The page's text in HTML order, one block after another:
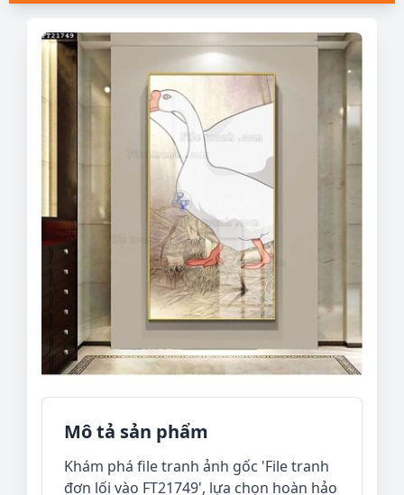
Mô tả sản phẩm
Khám phá file tranh ảnh gốc 'File tranh
đơn lối vào FT21749', lựa chọn hoàn hảo